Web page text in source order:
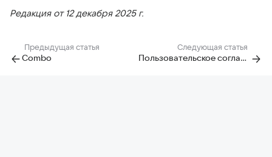
Редакция от 12 декабря 2025 г.
Предыдущая статья
Combo
Следующая статья
Пользовательское соглашение сервиса Combo Mail